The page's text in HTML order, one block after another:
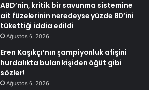
ABD’nin, kritik bir savunma sistemine
ait füzelerinin neredeyse yüzde 80’ini
tükettiği iddia edildi
Ağustos 6, 2026
Eren Kaşıkçı’nın şampiyonluk afişini
hurdalıkta bulan kişiden öğüt gibi
sözler!
Ağustos 6, 2026